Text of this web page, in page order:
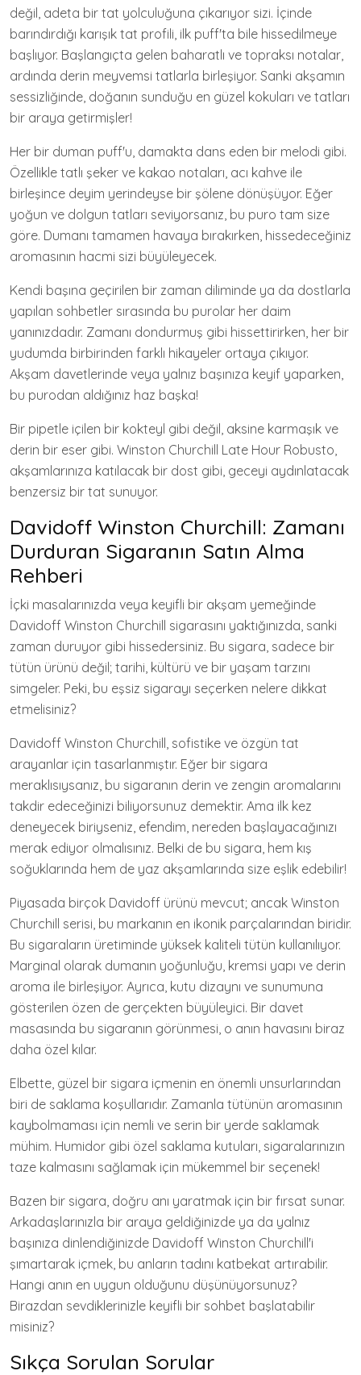
değil, adeta bir tat yolculuğuna çıkarıyor sizi. İçinde
barındırdığı karışık tat profili, ilk puff'ta bile hissedilmeye
başlıyor. Başlangıçta gelen baharatlı ve topraksı notalar,
ardında derin meyvemsi tatlarla birleşiyor. Sanki akşamın
sessizliğinde, doğanın sunduğu en güzel kokuları ve tatları
bir araya getirmişler!
Her bir duman puff'u, damakta dans eden bir melodi gibi.
Özellikle tatlı şeker ve kakao notaları, acı kahve ile
birleşince deyim yerindeyse bir şölene dönüşüyor. Eğer
yoğun ve dolgun tatları seviyorsanız, bu puro tam size
göre. Dumanı tamamen havaya bırakırken, hissedeceğiniz
aromasının hacmi sizi büyüleyecek.
Kendi başına geçirilen bir zaman diliminde ya da dostlarla
yapılan sohbetler sırasında bu purolar her daim
yanınızdadır. Zamanı dondurmuş gibi hissettirirken, her bir
yudumda birbirinden farklı hikayeler ortaya çıkıyor.
Akşam davetlerinde veya yalnız başınıza keyif yaparken,
bu purodan aldığınız haz başka!
Bir pipetle içilen bir kokteyl gibi değil, aksine karmaşık ve
derin bir eser gibi. Winston Churchill Late Hour Robusto,
akşamlarınıza katılacak bir dost gibi, geceyi aydınlatacak
benzersiz bir tat sunuyor.
Davidoff Winston Churchill: Zamanı
Durduran Sigaranın Satın Alma
Rehberi
İçki masalarınızda veya keyifli bir akşam yemeğinde
Davidoff Winston Churchill sigarasını yaktığınızda, sanki
zaman duruyor gibi hissedersiniz. Bu sigara, sadece bir
tütün ürünü değil; tarihi, kültürü ve bir yaşam tarzını
simgeler. Peki, bu eşsiz sigarayı seçerken nelere dikkat
etmelisiniz?
Davidoff Winston Churchill, sofistike ve özgün tat
arayanlar için tasarlanmıştır. Eğer bir sigara
meraklısıysanız, bu sigaranın derin ve zengin aromalarını
takdir edeceğinizi biliyorsunuz demektir. Ama ilk kez
deneyecek biriyseniz, efendim, nereden başlayacağınızı
merak ediyor olmalısınız. Belki de bu sigara, hem kış
soğuklarında hem de yaz akşamlarında size eşlik edebilir!
Piyasada birçok Davidoff ürünü mevcut; ancak Winston
Churchill serisi, bu markanın en ikonik parçalarından biridir.
Bu sigaraların üretiminde yüksek kaliteli tütün kullanılıyor.
Marginal olarak dumanın yoğunluğu, kremsi yapı ve derin
aroma ile birleşiyor. Ayrıca, kutu dizaynı ve sunumuna
gösterilen özen de gerçekten büyüleyici. Bir davet
masasında bu sigaranın görünmesi, o anın havasını biraz
daha özel kılar.
Elbette, güzel bir sigara içmenin en önemli unsurlarından
biri de saklama koşullarıdır. Zamanla tütünün aromasının
kaybolmaması için nemli ve serin bir yerde saklamak
mühim. Humidor gibi özel saklama kutuları, sigaralarınızın
taze kalmasını sağlamak için mükemmel bir seçenek!
Bazen bir sigara, doğru anı yaratmak için bir fırsat sunar.
Arkadaşlarınızla bir araya geldiğinizde ya da yalnız
başınıza dinlendiğinizde Davidoff Winston Churchill'i
şımartarak içmek, bu anların tadını katbekat artırabilir.
Hangi anın en uygun olduğunu düşünüyorsunuz?
Birazdan sevdiklerinizle keyifli bir sohbet başlatabilir
misiniz?
Sıkça Sorulan Sorular